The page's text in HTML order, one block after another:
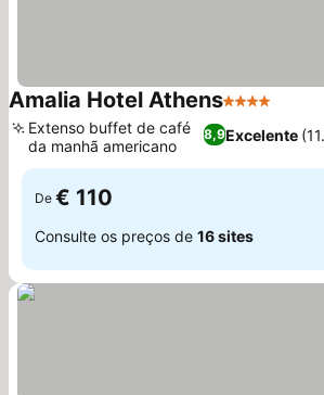
Amalia Hotel Athens4 Estrelas
8,9Excelente
Extenso buffet de café
da manhã americano
De € 110
Consulte os preços de 16 sites